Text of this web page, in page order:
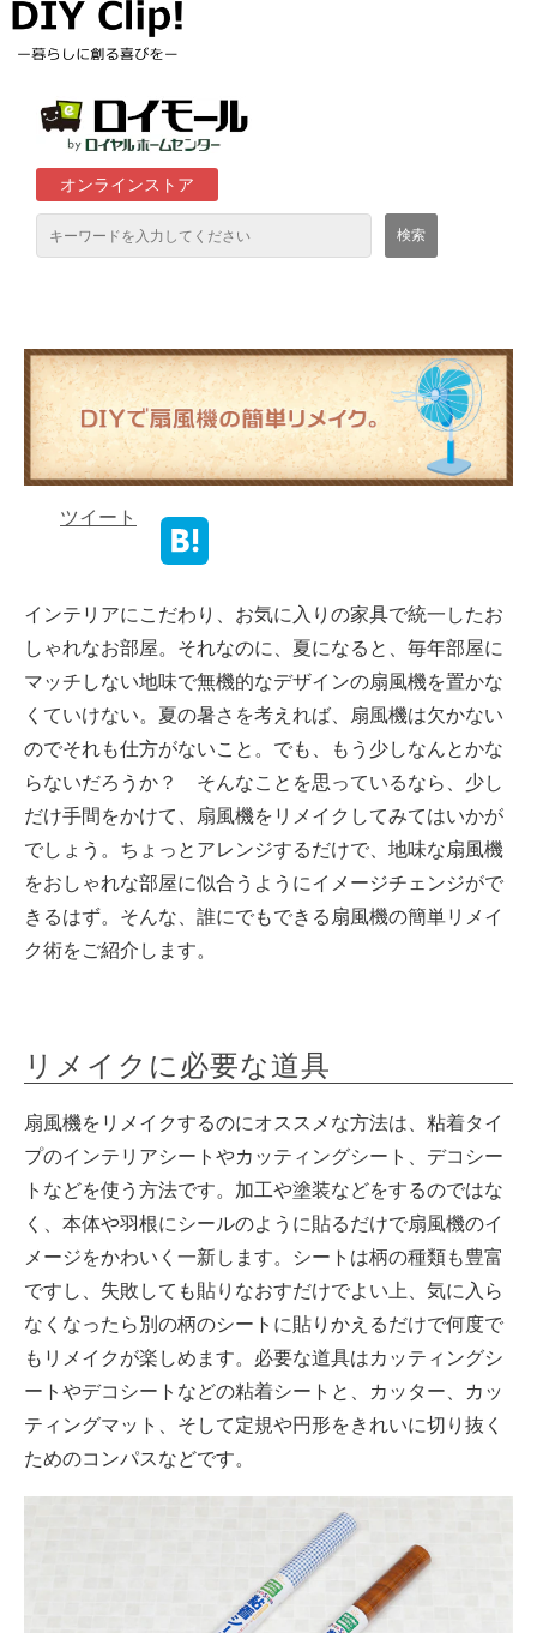
オンラインストア
ロイヤルホームセンター店舗
ツイート
インテリアにこだわり、お気に入りの家具で統一したお
しゃれなお部屋。それなのに、夏になると、毎年部屋に
マッチしない地味で無機的なデザインの扇風機を置かな
くていけない。夏の暑さを考えれば、扇風機は欠かない
のでそれも仕方がないこと。でも、もう少しなんとかな
らないだろうか？ そんなことを思っているなら、少し
だけ手間をかけて、扇風機をリメイクしてみてはいかが
でしょう。ちょっとアレンジするだけで、地味な扇風機
をおしゃれな部屋に似合うようにイメージチェンジがで
きるはず。そんな、誰にでもできる扇風機の簡単リメイ
ク術をご紹介します。
リメイクに必要な道具
扇風機をリメイクするのにオススメな方法は、粘着タイ
プのインテリアシートやカッティングシート、デコシー
トなどを使う方法です。加工や塗装などをするのではな
く、本体や羽根にシールのように貼るだけで扇風機のイ
メージをかわいく一新します。シートは柄の種類も豊富
ですし、失敗しても貼りなおすだけでよい上、気に入ら
なくなったら別の柄のシートに貼りかえるだけで何度で
もリメイクが楽しめます。必要な道具はカッティングシ
ートやデコシートなどの粘着シートと、カッター、カッ
ティングマット、そして定規や円形をきれいに切り抜く
ためのコンパスなどです。